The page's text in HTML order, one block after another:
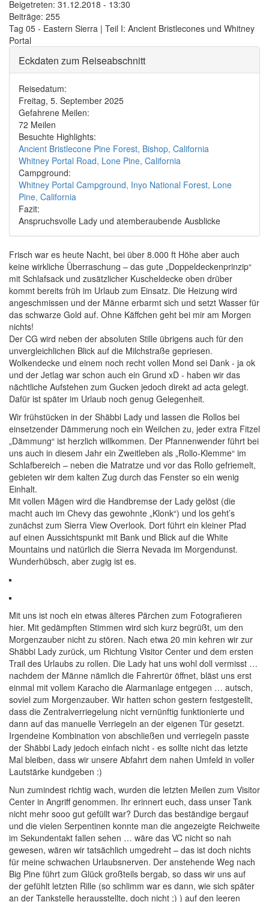
Beigetreten: 31.12.2018 - 13:30
Beiträge: 255
Tag 05 - Eastern Sierra | Teil I: Ancient Bristlecones und Whitney
Portal
Eckdaten zum Reiseabschnitt
Reisedatum:
Freitag, 5. September 2025
Gefahrene Meilen:
72 Meilen
Besuchte Highlights:
Ancient Bristlecone Pine Forest, Bishop, California
Whitney Portal Road, Lone Pine, California
Campground:
Whitney Portal Campground, Inyo National Forest, Lone
Pine, California
Fazit:
Anspruchsvolle Lady und atemberaubende Ausblicke
Frisch war es heute Nacht, bei über 8.000 ft Höhe aber auch
keine wirkliche Überraschung – das gute „Doppeldeckenprinzip“
mit Schlafsack und zusätzlicher Kuscheldecke oben drüber
kommt bereits früh im Urlaub zum Einsatz. Die Heizung wird
angeschmissen und der Männe erbarmt sich und setzt Wasser für
das schwarze Gold auf. Ohne Käffchen geht bei mir am Morgen
nichts!
Der CG wird neben der absoluten Stille übrigens auch für den
unvergleichlichen Blick auf die Milchstraße gepriesen.
Wolkendecke und einem noch recht vollen Mond sei Dank - ja ok
und der Jetlag war schon auch ein Grund xD - haben wir das
nächtliche Aufstehen zum Gucken jedoch direkt ad acta gelegt.
Dafür ist später im Urlaub noch genug Gelegenheit.
Wir frühstücken in der Shäbbi Lady und lassen die Rollos bei
einsetzender Dämmerung noch ein Weilchen zu, jeder extra Fitzel
„Dämmung“ ist herzlich willkommen. Der Pfannenwender führt bei
uns auch in diesem Jahr ein Zweitleben als „Rollo-Klemme“ im
Schlafbereich – neben die Matratze und vor das Rollo gefriemelt,
gebieten wir dem kalten Zug durch das Fenster so ein wenig
Einhalt.
Mit vollen Mägen wird die Handbremse der Lady gelöst (die
macht auch im Chevy das gewohnte „Klonk“) und los geht’s
zunächst zum Sierra View Overlook. Dort führt ein kleiner Pfad
auf einen Aussichtspunkt mit Bank und Blick auf die White
Mountains und natürlich die Sierra Nevada im Morgendunst.
Wunderhübsch, aber zugig ist es.
Mit uns ist noch ein etwas älteres Pärchen zum Fotografieren
hier. Mit gedämpften Stimmen wird sich kurz begrüßt, um den
Morgenzauber nicht zu stören. Nach etwa 20 min kehren wir zur
Shäbbi Lady zurück, um Richtung Visitor Center und dem ersten
Trail des Urlaubs zu rollen. Die Lady hat uns wohl doll vermisst …
nachdem der Männe nämlich die Fahrertür öffnet, bläst uns erst
einmal mit vollem Karacho die Alarmanlage entgegen … autsch,
soviel zum Morgenzauber. Wir hatten schon gestern festgestellt,
dass die Zentralverriegelung nicht vernünftig funktionierte und
dann auf das manuelle Verriegeln an der eigenen Tür gesetzt.
Irgendeine Kombination von abschließen und verriegeln passte
der Shäbbi Lady jedoch einfach nicht - es sollte nicht das letzte
Mal bleiben, dass wir unsere Abfahrt dem nahen Umfeld in voller
Lautstärke kundgeben :)
Nun zumindest richtig wach, wurden die letzten Meilen zum Visitor
Center in Angriff genommen. Ihr erinnert euch, dass unser Tank
nicht mehr sooo gut gefüllt war? Durch das beständige bergauf
und die vielen Serpentinen konnte man die angezeigte Reichweite
im Sekundentakt fallen sehen … wäre das VC nicht so nah
gewesen, wären wir tatsächlich umgedreht – das ist doch nichts
für meine schwachen Urlaubsnerven. Der anstehende Weg nach
Big Pine führt zum Glück großteils bergab, so dass wir uns auf
der gefühlt letzten Rille (so schlimm war es dann, wie sich später
an der Tankstelle herausstellte, doch nicht ;) ) auf den leeren